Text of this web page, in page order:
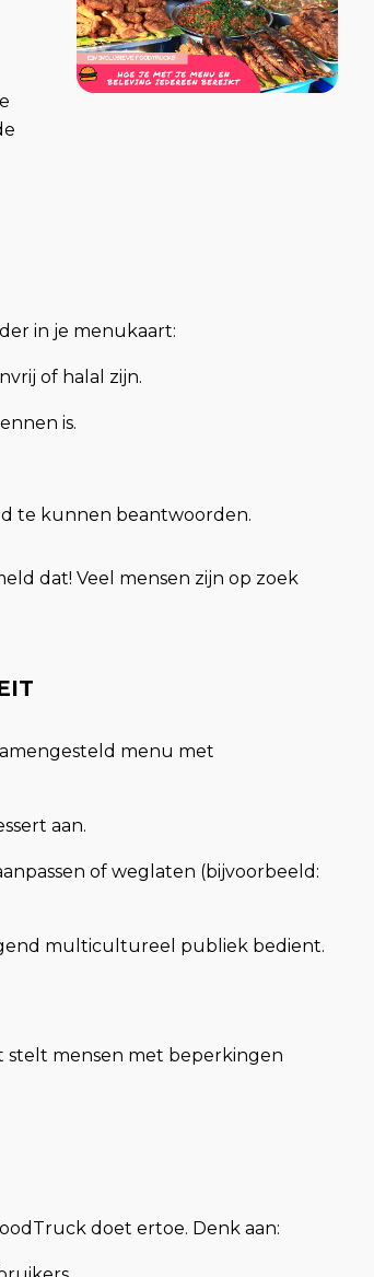
in je menukaart:
of halal zijn.
is.
te kunnen beantwoorden.
dat! Veel mensen zijn op zoek
menu met
aan.
of weglaten (bijvoorbeeld:
multicultureel publiek bedient.
mensen met beperkingen
doet ertoe. Denk aan: